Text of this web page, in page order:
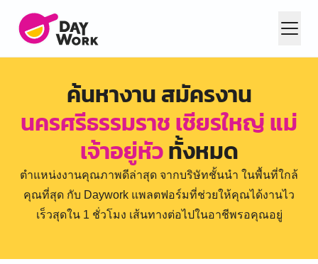
ค้นหางาน สมัครงาน
นครศรีธรรมราช เชียรใหญ่ แม่
เจ้าอยู่หัวทั้งหมด
ตำแหน่งงานคุณภาพดีล่าสุด จากบริษัทชั้นนำ ในพื้นที่ใกล้
คุณที่สุด กับ Daywork แพลตฟอร์มที่ช่วยให้คุณได้งานไว
เร็วสุดใน 1 ชั่วโมง เส้นทางต่อไปในอาชีพรอคุณอยู่